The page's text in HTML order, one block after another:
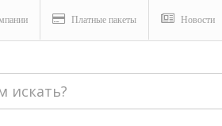
Платные пакеты Новости